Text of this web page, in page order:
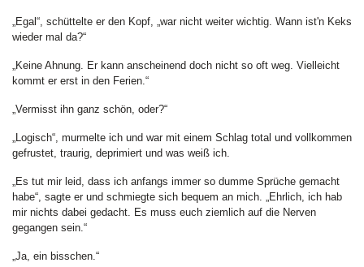
„Egal“, schüttelte er den Kopf, „war nicht weiter wichtig. Wann ist'n Keks
wieder mal da?“
„Keine Ahnung. Er kann anscheinend doch nicht so oft weg. Vielleicht
kommt er erst in den Ferien.“
„Vermisst ihn ganz schön, oder?“
„Logisch“, murmelte ich und war mit einem Schlag total und vollkommen
gefrustet, traurig, deprimiert und was weiß ich.
„Es tut mir leid, dass ich anfangs immer so dumme Sprüche gemacht
habe“, sagte er und schmiegte sich bequem an mich. „Ehrlich, ich hab
mir nichts dabei gedacht. Es muss euch ziemlich auf die Nerven
gegangen sein.“
„Ja, ein bisschen.“